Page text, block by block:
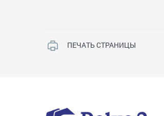
ПЕЧАТЬ СТРАНИЦЫ